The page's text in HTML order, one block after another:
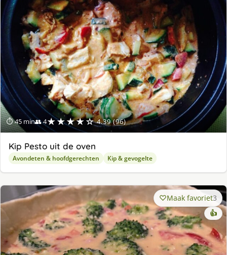
⏱ 45 min👥 4★★★★☆ 4.39 (96)
Kip Pesto uit de oven
Avondeten & hoofdgerechten Kip & gevogelte
Maak favoriet3
👍